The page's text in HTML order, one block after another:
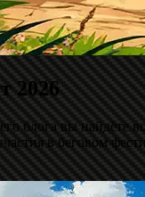
2026
блога вы найдёте
в беговом